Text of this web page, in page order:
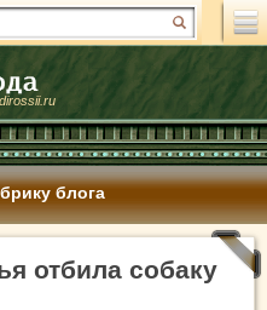
блога
отбила собаку